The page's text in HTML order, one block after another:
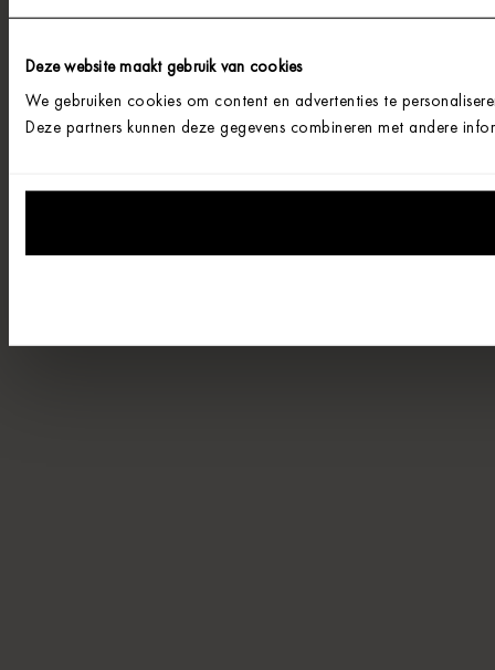
Deze website maakt gebruik van cookies
We gebruiken cookies om content en advertenties te
Deze partners kunnen deze gegevens combineren met andere